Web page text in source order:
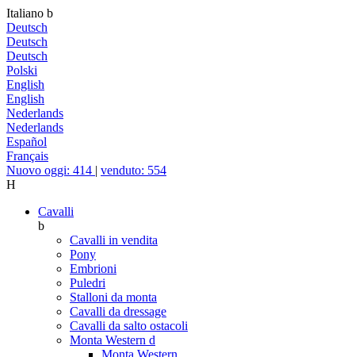
Italiano b
Deutsch
Deutsch
Deutsch
Polski
English
English
Nederlands
Nederlands
Español
Français
Nuovo oggi: 414 | venduto: 554
H
Cavalli
b
Cavalli in vendita
Pony
Embrioni
Puledri
Stalloni da monta
Cavalli da dressage
Cavalli da salto ostacoli
Monta Western d
Monta Western